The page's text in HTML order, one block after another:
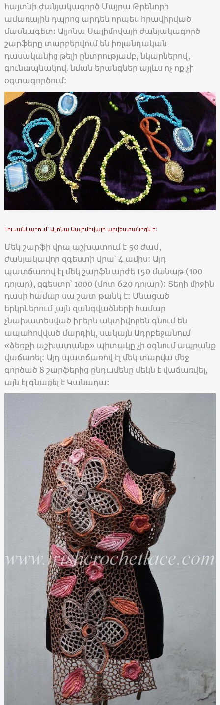
հայտնի ժանյակագործ Մայրա Թրենորի
ամառային դպրոց արդեն որպես հրավիրված
մասնագետ: Ալյոնա Սալիմովայի ժանյակագործ
շարֆերը տարբերվում են իռլանդական
դասականից թելի ընտրությամբ, նկարներով,
գունապնակով. նման երանգներ այլևս ոչ ոք չի
օգտագործում:
Լուսանկարում՝ Ալյոնա Սալիմովայի արվեստանոցն է:
Մեկ շարֆի վրա աշխատում է 50 ժամ,
ժանյակավոր զգեստի վրա՝ 4 ամիս: Այդ
պատճառով էլ մեկ շարֆն արժե 150 մանաթ (100
դոլար), զգեստը՝ 1000 (մոտ 620 դոլար): Տեղի միջին
դասի համար սա շատ թանկ է: Մնացած
երկրներում լայն զանգվածների համար
չնախատեսված իրերն ակտիվորեն գնում են
ապահովված մարդիկ, սակայն Ադրբեջանում
«ձեռքի աշխատանք» պիտակը չի օգնում ապրանք
վաճառել: Այդ պատճառով էլ մեկ տարվա մեջ
գործած 8 շարֆերից ընդամենը մեկն է վաճառվել,
այն էլ գնացել է Կանադա: